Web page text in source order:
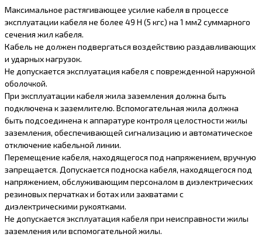
Максимальное растягивающее усилие кабеля в процессе
эксплуатации кабеля не более 49 Н (5 кгс) на 1 мм2 суммарного
сечения жил кабеля.
Кабель не должен подвергаться воздействию раздавливающих
и ударных нагрузок.
Не допускается эксплуатация кабеля с поврежденной наружной
оболочкой.
При эксплуатации кабеля жила заземления должна быть
подключена к заземлителю. Вспомогательная жила должна
быть подсоединена к аппаратуре контроля целостности жилы
заземления, обеспечивающей сигнализацию и автоматическое
отключение кабельной линии.
Перемещение кабеля, находящегося под напряжением, вручную
запрещается. Допускается подноска кабеля, находящегося под
напряжением, обслуживающим персоналом в диэлектрических
резиновых перчатках и ботах или захватами с
диэлектрическими рукоятками.
Не допускается эксплуатация кабеля при неисправности жилы
заземления или вспомогательной жилы.